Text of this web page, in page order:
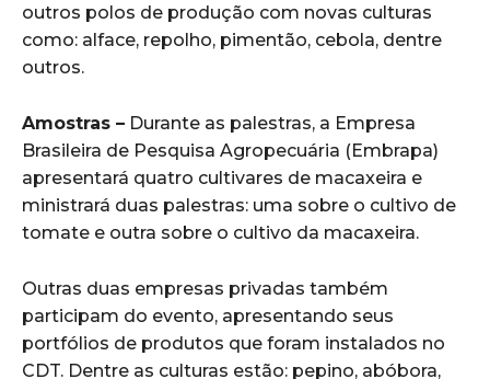
outros polos de produção com novas culturas
como: alface, repolho, pimentão, cebola, dentre
outros.
Amostras – Durante as palestras, a Empresa
Brasileira de Pesquisa Agropecuária (Embrapa)
apresentará quatro cultivares de macaxeira e
ministrará duas palestras: uma sobre o cultivo de
tomate e outra sobre o cultivo da macaxeira.
Outras duas empresas privadas também
participam do evento, apresentando seus
portfólios de produtos que foram instalados no
CDT. Dentre as culturas estão: pepino, abóbora,